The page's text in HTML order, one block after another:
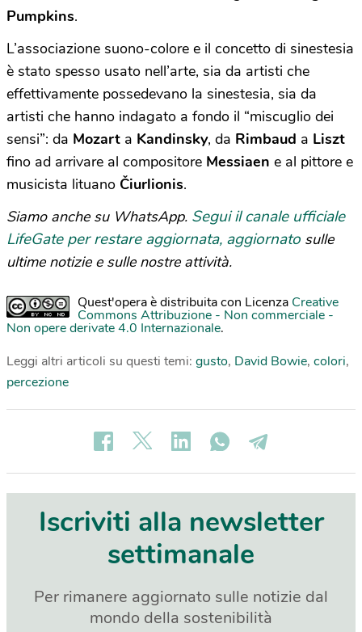
Pumpkins.
L’associazione suono-colore e il concetto di sinestesia
è stato spesso usato nell’arte, sia da artisti che
effettivamente possedevano la sinestesia, sia da
artisti che hanno indagato a fondo il “miscuglio dei
sensi”: da Mozart a Kandinsky, da Rimbaud a Liszt
fino ad arrivare al compositore Messiaen e al pittore e
musicista lituano Čiurlionis.
Siamo anche su WhatsApp. Segui il canale ufficiale
LifeGate per restare aggiornata, aggiornato sulle
ultime notizie e sulle nostre attività.
Quest'opera è distribuita con Licenza Creative
Commons Attribuzione - Non commerciale -
Non opere derivate 4.0 Internazionale.
Leggi altri articoli su questi temi: gusto, David Bowie, colori,
percezione
Iscriviti alla newsletter
settimanale
Per rimanere aggiornato sulle notizie dal
mondo della sostenibilità